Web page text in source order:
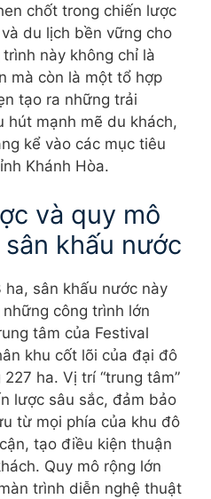
chốt trong chiến lược
du lịch bền vững cho
này không chỉ là
mà còn là một tổ hợp
tạo ra những trải
hút mạnh mẽ du khách,
kể vào các mục tiêu
Khánh Hòa.
và quy mô
khấu nước
sân khấu nước này
công trình lớn
tâm của Festival
khu cốt lõi của đại đô
ha. Vị trí “trung tâm”
lược sâu sắc, đảm bảo
từ mọi phía của khu đô
tạo điều kiện thuận
Quy mô rộng lớn
trình diễn nghệ thuật